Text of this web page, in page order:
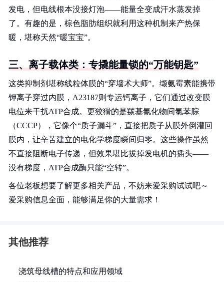
发电，但电线根本没接灯泡——能量全变成汗水蒸发掉
了。有趣的是，棕色脂肪组织就利用这种机制来产热保
暖，堪称天然“暖宝宝”。
三、离子载体类：专撬能量锁的“万能钥匙”
这类抑制剂堪称线粒体膜的“穿墙术大师”。缬氨霉素能携带
钾离子穿过内膜，A23187则专运钙离子，它们通过改变膜
电位来干扰ATP合成。更狡猾的是羰基氰化物间氯苯腙
（CCCP），它像个“质子漏斗”，直接把质子从膜外倒灌回
膜内，让辛苦建立的电化学梯度瞬间归零。这些操作虽然
不直接阻断电子传递，但效果堪比拔掉发电机的插头——
没有梯度，ATP合成酶只能“空转”。
各位老板想要了解更多相关产品，不妨来爱采购试试吧～
爱采购信息全面，能够满足你的大量需求！
其他推荐
浇筑母线槽的特点和应用领域